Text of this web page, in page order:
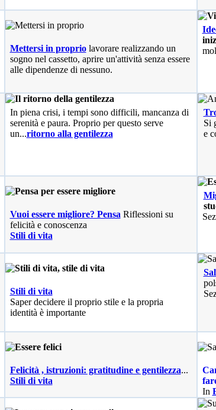
Mettersi in propriolavorare realizzando un
sogno nel cassetto, aprire un'attività senza essere
alle dipendenze di nessuno.
In piena crisi, i tempi sono difficili, mancanza di
serenità e paura. Proprio per questo serve
un...ritorno alla gentilezza
Si
e
Vuoi essere migliore? Pensa Riflessioni su
felicità e conoscenza
Stili di vita
Stili di vita
Saper decidere il proprio stile e la propria
identità è importante
Felicità , istruzioni: gratitudine e gentilezza...
Stili di vita
In